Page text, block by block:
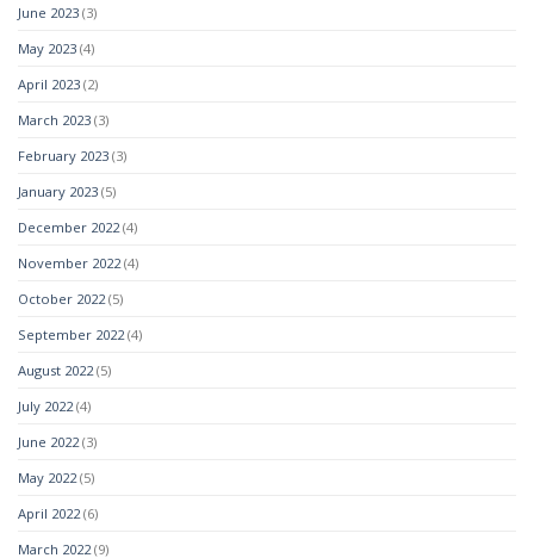
June 2023 (3)
May 2023 (4)
April 2023 (2)
March 2023 (3)
February 2023 (3)
January 2023 (5)
December 2022 (4)
November 2022 (4)
October 2022 (5)
September 2022 (4)
August 2022 (5)
July 2022 (4)
June 2022 (3)
May 2022 (5)
April 2022 (6)
March 2022 (9)